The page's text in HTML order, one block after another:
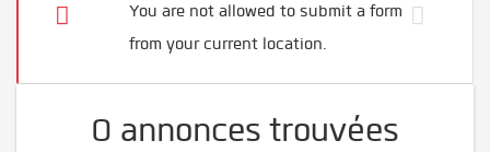
You are not allowed to submit a form
from your current location.
0 annonces trouvées